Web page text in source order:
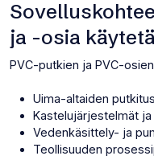
ja -osia
PVC-putkien ja PVC-
Uima-altaiden putkitus
Kastelujärjestelmät
Vedenkäsittely- ja
Teollisuuden